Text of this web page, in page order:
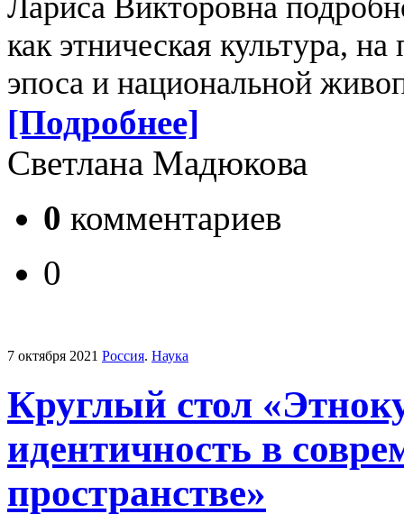
как этническая культура,
эпоса и национальной
[Подробнее]
Светлана Мадюкова
0 комментариев
0
7 октября 2021 Россия. Наука
Круглый стол
идентичность в
пространстве»